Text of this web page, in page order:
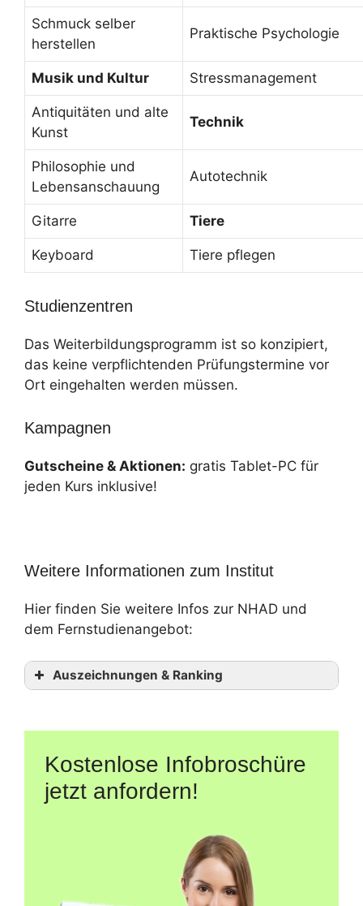
Schmuck selber
herstellen
Praktische Psychologie
Musik und Kultur Stressmanagement
Antiquitäten und alte
Kunst
Technik
Philosophie und
Lebensanschauung
Autotechnik
Gitarre Tiere
Keyboard Tiere pflegen
Studienzentren
Das Weiterbildungsprogramm ist so konzipiert,
das keine verpflichtenden Prüfungstermine vor
Ort eingehalten werden müssen.
Kampagnen
Gutscheine & Aktionen: gratis Tablet-PC für
jeden Kurs inklusive!
Weitere Informationen zum Institut
Hier finden Sie weitere Infos zur NHAD und
dem Fernstudienangebot:
Auszeichnungen & Ranking
Kostenlose Infobroschüre
jetzt anfordern!